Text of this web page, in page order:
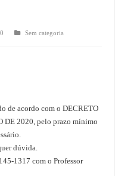
Sem categoria
de acordo com o DECRETO
DE 2020, pelo prazo mínimo
dúvida.
1317 com o Professor